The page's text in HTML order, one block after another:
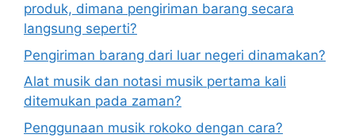
produk, dimana pengiriman barang secara
langsung seperti?
Pengiriman barang dari luar negeri dinamakan?
Alat musik dan notasi musik pertama kali
ditemukan pada zaman?
Penggunaan musik rokoko dengan cara?